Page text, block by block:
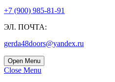
+7 (900) 985-81-91
ЭЛ. ПОЧТА:
gerda48doors@yandex.ru
Open Menu
Close Menu